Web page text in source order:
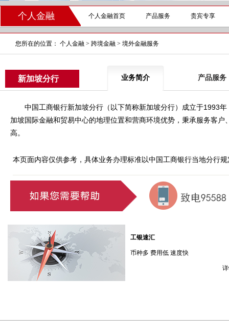
个人金融 个人金融首页 产品服务 贵宾专享
您所在的位置： 个人金融 > 跨境金融 > 境外金融服务
新加坡分行 业务简介 产品服务
中国工商银行新加坡分行（以下简称新加坡分行）成立于1993年
加坡国际金融和贸易中心的地理位置和营商环境优势，秉承服务客
高。
本页面内容仅供参考，具体业务办理标准以中国工商银行当地分行
工银速汇
币种多 费用低 速度快